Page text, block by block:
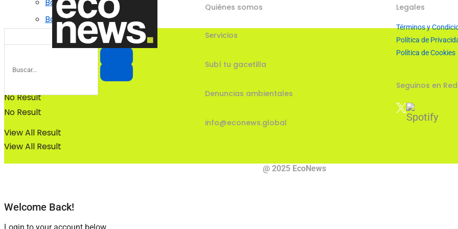
No Result
View All Result
Bosques
No Result
View All Result
Quiénes somos
Servicios
Subí tu gacetilla
Denuncias ambientales
info@econews.global
Legales
Términos y
Política de
Política de Cookies
Seguinos en
@ 2025 EcoNews
Welcome Back!